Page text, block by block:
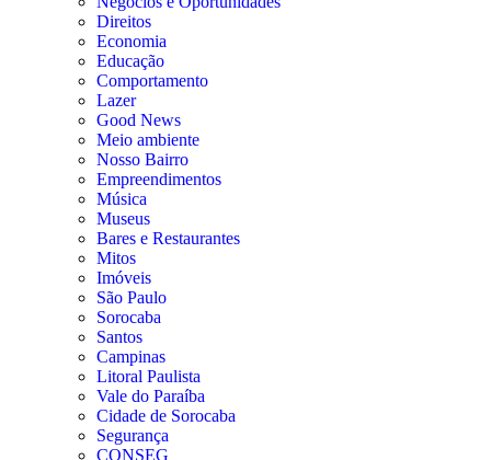
Direitos
Economia
Educação
Comportamento
Lazer
Good News
Meio ambiente
Nosso Bairro
Empreendimentos
Música
Museus
Bares e Restaurantes
Mitos
Imóveis
São Paulo
Sorocaba
Santos
Campinas
Litoral Paulista
Vale do Paraíba
Cidade de Sorocaba
Segurança
CONSEG